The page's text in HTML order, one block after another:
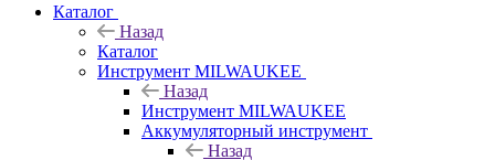
Каталог
Назад
Каталог
Инструмент MILWAUKEE
Назад
Инструмент MILWAUKEE
Аккумуляторный инструмент
Назад